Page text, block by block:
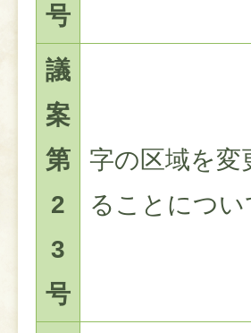
号
議
案
第
2
3
号
字の区域を
ることについ